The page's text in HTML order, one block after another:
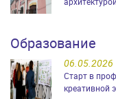
Образование
06.05.2026
Старт в
креативной